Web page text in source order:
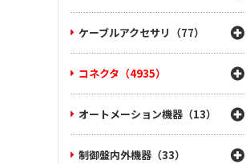
ケーブルアクセサリ（77）
コネクタ（4935）
オートメーション機器（13）
制御盤内外機器（33）